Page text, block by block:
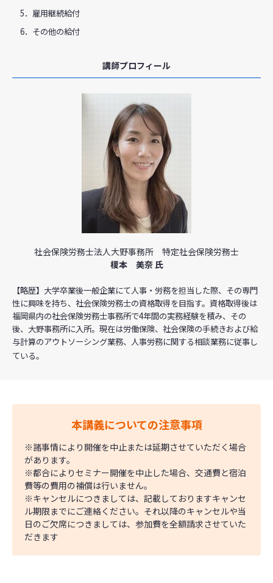
5．雇用継続給付
6．その他の給付
講師プロフィール
社会保険労務士法人大野事務所 特定社会保険労務士
榎本 美奈 氏
【略歴】大学卒業後一般企業にて人事・労務を担当した際、その専門
性に興味を持ち、社会保険労務士の資格取得を目指す。資格取得後は
福岡県内の社会保険労務士事務所で4年間の実務経験を積み、その
後、大野事務所に入所。現在は労働保険、社会保険の手続きおよび給
与計算のアウトソーシング業務、人事労務に関する相談業務に従事し
ている。
本講義についての注意事項
※諸事情により開催を中止または延期させていただく場合
があります。
※都合によりセミナー開催を中止した場合、交通費と宿泊
費等の費用の補償は行いません。
※キャンセルにつきましては、記載しておりますキャンセ
ル期限までにご連絡ください。それ以降のキャンセルや当
日のご欠席につきましては、参加費を全額請求させていた
だきます